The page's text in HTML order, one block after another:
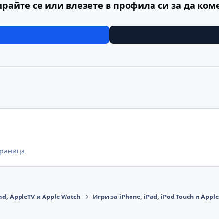
се или влезете в профила си за да
AppleTV и Apple Watch Игри за iPhone, iPad, iPod Touch и